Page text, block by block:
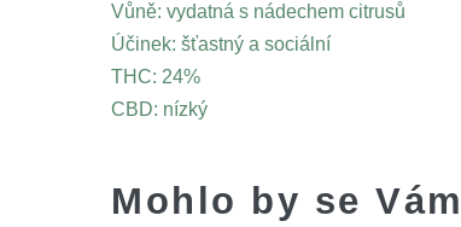
Vůně: vydatná s nádechem citrusů
Účinek: šťastný a sociální
THC: 24%
CBD: nízký
Mohlo by se